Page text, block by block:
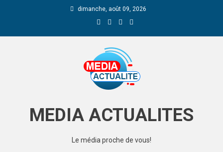
dimanche, août 09, 2026
MEDIA ACTUALITES
Le média proche de vous!